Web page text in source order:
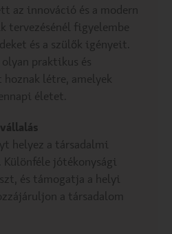
az innováció és a modern
tervezésénél figyelembe
és a szülők igényeit.
olyan praktikus és
létre, amelyek
életet.
helyez a társadalmi
Különféle jótékonysági
és támogatja a helyi
a társadalom